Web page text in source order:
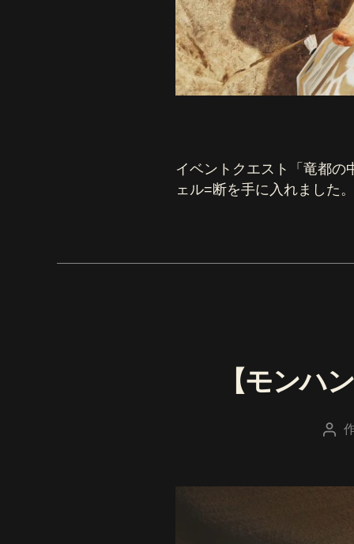
イベントクエスト「竜都の
ェル=断を手に入れました
【モンハ
投